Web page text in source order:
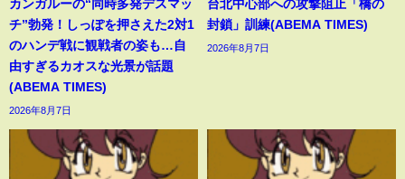
カンガルーの“同時多発デスマッ
チ”勃発！しっぽを押さえた2対1
のハンデ戦に観戦者の姿も…自
由すぎるカオスな光景が話題
(ABEMA TIMES)
2026年8月7日
台北中心部への攻撃阻止「橋の
封鎖」訓練(ABEMA TIMES)
2026年8月7日